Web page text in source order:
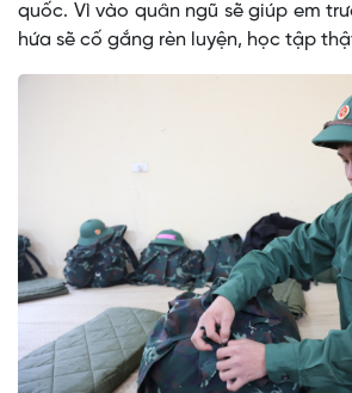
quốc. Vì vào quân ngũ sẽ giúp em
hứa sẽ cố gắng rèn luyện, học tập